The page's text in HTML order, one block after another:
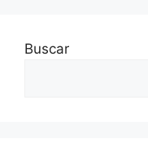
Buscar